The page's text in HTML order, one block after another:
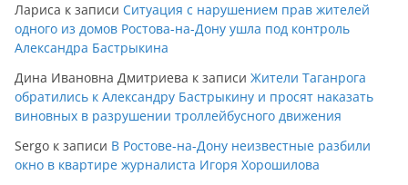
Лариса к записи Ситуация с нарушением прав жителей
одного из домов Ростова-на-Дону ушла под контроль
Александра Бастрыкина
Дина Ивановна Дмитриева к записи Жители Таганрога
обратились к Александру Бастрыкину и просят наказать
виновных в разрушении троллейбусного движения
Sergo к записи В Ростове-на-Дону неизвестные разбили
окно в квартире журналиста Игоря Хорошилова